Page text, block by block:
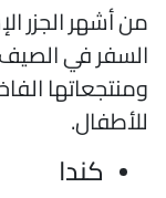
أشهر الجزر
في الصيف
كندا